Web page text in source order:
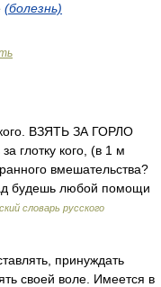
(болезнь)
ВЗЯТЬ ЗА ГОРЛО
глотку кого, (в 1 м
вмешательства?
будешь любой помощи
словарь русского
принуждать
своей воле. Имеется в